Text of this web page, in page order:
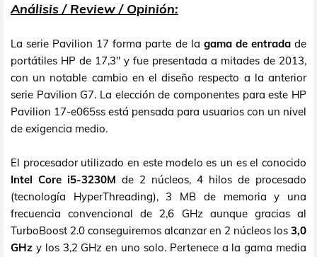
Análisis / Review / Opinión:
La serie Pavilion 17 forma parte de la gama de entradade
portátiles HP de 17,3" y fue presentada a mitades de 2013,
con un notable cambio en el diseño respecto a la anterior
serie Pavilion G7. La elección de componentes para este HP
Pavilion 17-e065ss está pensada para usuarios con un nivel
de exigencia medio.
El procesador utilizado en este modelo es un es el conocido
Intel Core i5-3230M de 2 núcleos, 4 hilos de procesado
(tecnología HyperThreading), 3 MB de memoria y una
frecuencia convencional de 2,6 GHz aunque gracias al
TurboBoost 2.0 conseguiremos alcanzar en 2 núcleos los 3,0
GHz y los 3,2 GHz en uno solo. Pertenece a la gama media